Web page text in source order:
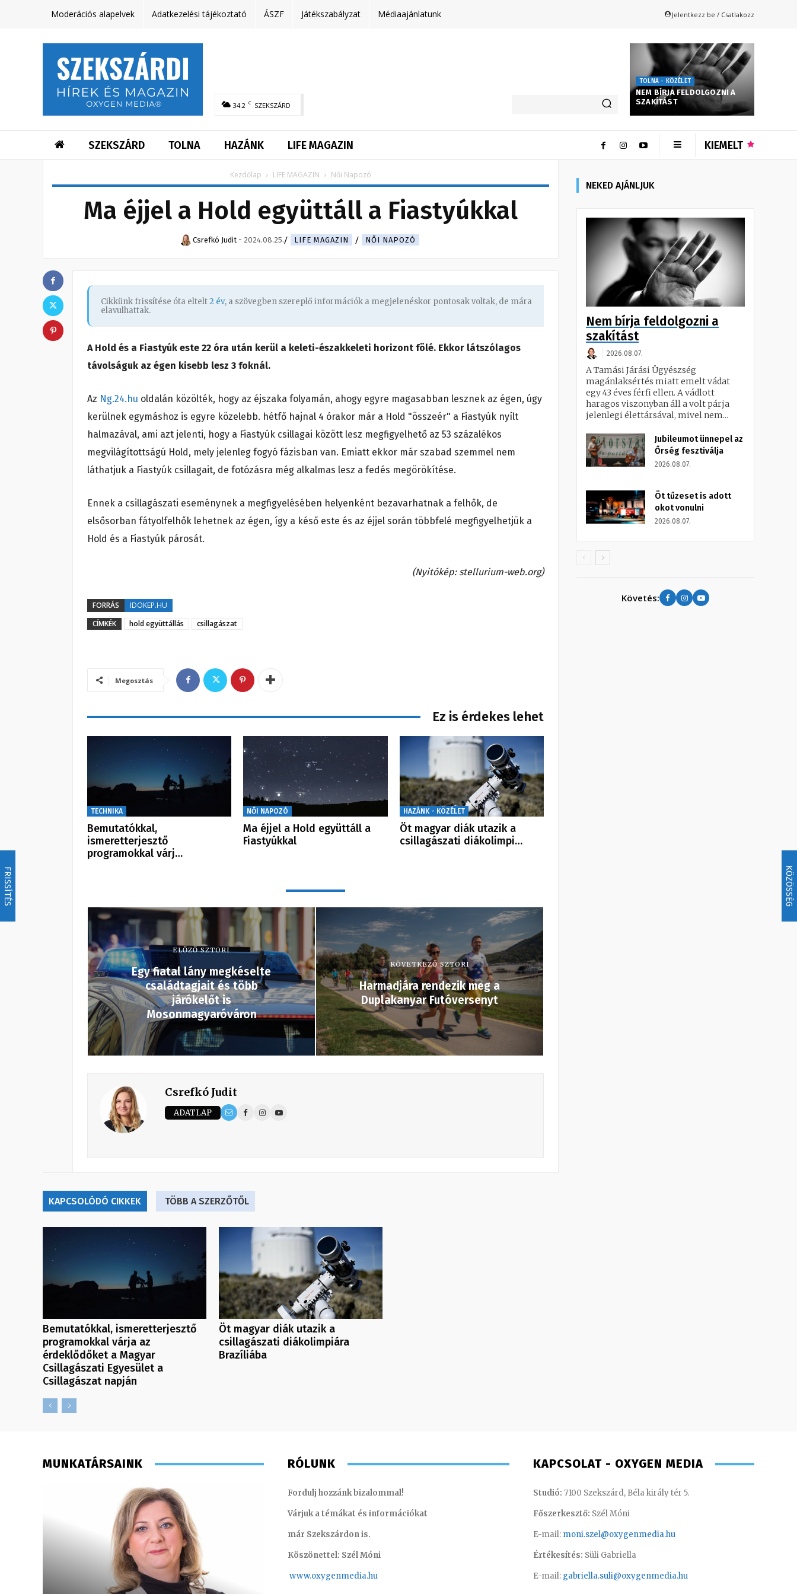
FRISSÍTÉS KÖZÖSSÉG
Moderációs alapelvek Adatkezelési tájékoztató ÁSZF Játékszabályzat Médiaajánlatunk Jelentkezz be / Csatlakozz
34.2 C SZEKSZÁRD
TOLNA - KÖZÉLET
NEM BÍRJA FELDOLGOZNI A
SZAKÍTÁST
SZEKSZÁRD TOLNA HAZÁNK LIFE MAGAZIN KIEMELT
Kezdőlap LIFE MAGAZIN Női Napozó
Ma éjjel a Hold együttáll a Fiastyúkkal
Csrefkó Judit - 2024.08.25. LIFE MAGAZIN NŐI NAPOZÓ
Cikkünk frissítése óta eltelt2 év, a szövegben szereplő információk a megjelenéskor pontosak voltak, de mára
elavulhattak.
A Hold és a Fiastyúk este 22 óra után kerül a keleti-északkeleti horizont fölé. Ekkor látszólagos
távolságuk az égen kisebb lesz 3 foknál.
Az Ng.24.hu oldalán közölték, hogy az éjszaka folyamán, ahogy egyre magasabban lesznek az égen, úgy
kerülnek egymáshoz is egyre közelebb. hétfő hajnal 4 órakor már a Hold "összeér" a Fiastyúk nyílt
halmazával, ami azt jelenti, hogy a Fiastyúk csillagai között lesz megfigyelhető az 53 százalékos
megvilágítottságú Hold, mely jelenleg fogyó fázisban van. Emiatt ekkor már szabad szemmel nem
láthatjuk a Fiastyúk csillagait, de fotózásra még alkalmas lesz a fedés megörökítése.
Ennek a csillagászati eseménynek a megfigyelésében helyenként bezavarhatnak a felhők, de
elsősorban fátyolfelhők lehetnek az égen, így a késő este és az éjjel során többfelé megfigyelhetjük a
Hold és a Fiastyúk párosát.
(Nyitókép: stellurium-web.org)
FORRÁS
IDOKEP.HU
CÍMKÉK
hold együttállás csillagászat
Megosztás
Ez is érdekes lehet
TECHNIKA
Bemutatókkal,
ismeretterjesztő
programokkal várj…
NŐI NAPOZÓ
Ma éjjel a Hold együttáll a
Fiastyúkkal
HAZÁNK - KÖZÉLET
Öt magyar diák utazik a
csillagászati diákolimpi…
ELŐZŐ SZTORI
Egy fiatal lány megkéselte
családtagjait és több
járókelőt is
Mosonmagyaróváron
KÖVETKEZŐ SZTORI
Harmadjára rendezik meg a
Duplakanyar Futóversenyt
Csrefkó Judit
ADATLAP
KAPCSOLÓDÓ CIKKEK TÖBB A SZERZŐTŐL
Bemutatókkal, ismeretterjesztő
programokkal várja az
érdeklődőket a Magyar
Csillagászati Egyesület a
Csillagászat napján
Öt magyar diák utazik a
csillagászati diákolimpiára
Brazíliába
NEKED AJÁNLJUK
Nem bírja feldolgozni a
szakítást
2026.08.07.
A Tamási Járási Ügyészség
magánlaksértés miatt emelt vádat
egy 43 éves férfi ellen. A vádlott
haragos viszonyban áll a volt párja
jelenlegi élettársával, mivel nem...
Jubileumot ünnepel az
Őrség fesztiválja
2026.08.07.
Öt tűzeset is adott
okot vonulni
2026.08.07.
Követés:
MUNKATÁRSAINK RÓLUNK
Fordulj hozzánk bizalommal!
Várjuk a témákat és információkat
már Szekszárdon is.
Köszönettel: Szél Móni
www.oxygenmedia.hu
KAPCSOLAT - OXYGEN MEDIA
Studió: 7100 Szekszárd, Béla király tér 5.
Főszerkesztő: Szél Móni
E-mail: moni.szel@oxygenmedia.hu
Értékesítés: Süli Gabriella
E-mail: gabriella.suli@oxygenmedia.hu